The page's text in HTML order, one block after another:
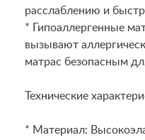
расслаблению и
* Гипоаллергенные
вызывают
матрас безопасным
Технические
* Материал: